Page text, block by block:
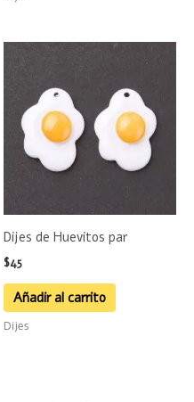
Dijes de Huevitos par
$45
Añadir al carrito
Dijes